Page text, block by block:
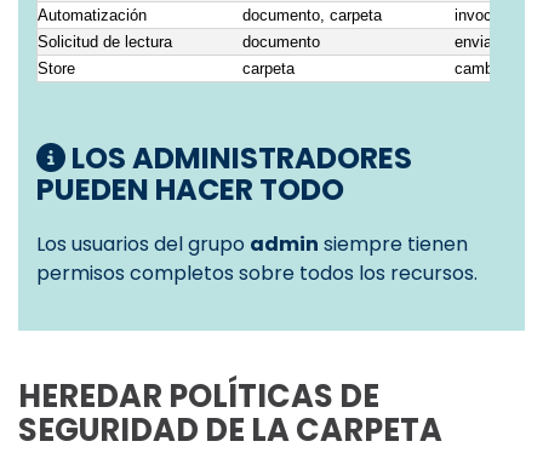
Automatización
documento, carpeta
invocar una
Solicitud de lectura
documento
enviar una
Store
carpeta cambiar el
LOS ADMINISTRADORES
PUEDEN HACER TODO
Los usuarios del grupo admin siempre tienen
permisos completos sobre todos los recursos.
HEREDAR POLÍTICAS DE
SEGURIDAD DE LA CARPETA